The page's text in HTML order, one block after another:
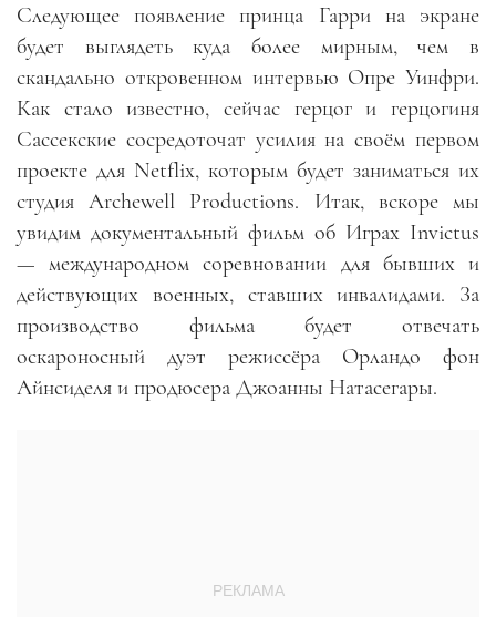
Следующее появление принца Гарри на экране
будет выглядеть куда более мирным, чем в
скандально откровенном интервью Опре Уинфри.
Как стало известно, сейчас герцог и герцогиня
Сассекские сосредоточат усилия на своём первом
проекте для Netflix, которым будет заниматься их
студия Archewell Productions. Итак, вскоре мы
увидим документальный фильм об Играх Invictus
— международном соревновании для бывших и
действующих военных, ставших инвалидами. За
производство фильма будет отвечать
оскароносный дуэт режиссёра Орландо фон
Айнсиделя и продюсера Джоанны Натасегары.